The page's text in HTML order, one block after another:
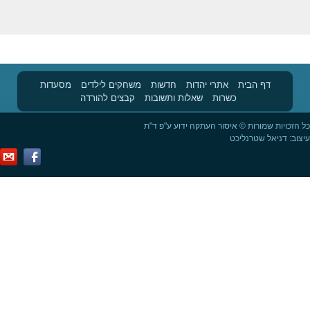
אתרי יהדות חדשות משחקים לילדים
מסעדות
שאלות ותשובות קבצים להורדה
© איסור העתקה ידוע ע"פ ד"ת